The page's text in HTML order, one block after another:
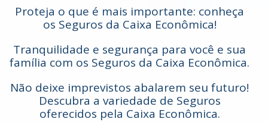
Proteja o que é mais importante: conheça
os Seguros da Caixa Econômica!
Tranquilidade e segurança para você e sua
família com os Seguros da Caixa Econômica.
Não deixe imprevistos abalarem seu futuro!
Descubra a variedade de Seguros
oferecidos pela Caixa Econômica.